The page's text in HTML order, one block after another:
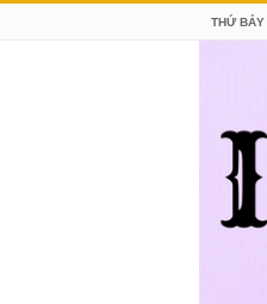
THỨ